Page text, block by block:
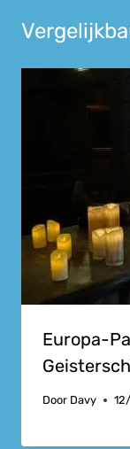
Europa-
Door Davy